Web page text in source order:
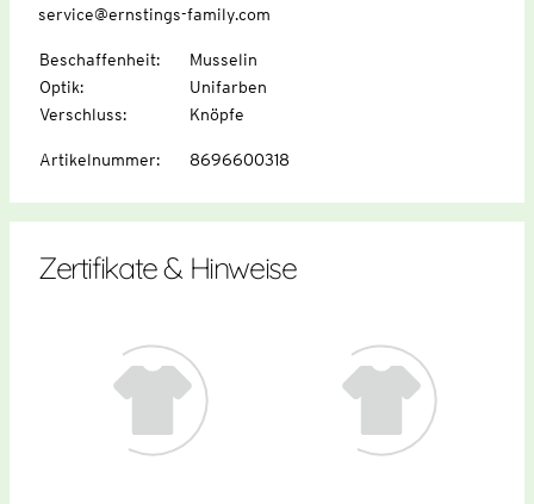
service@ernstings-family.com
Beschaffenheit:
Musselin
Optik:
Unifarben
Verschluss: Knöpfe
Artikelnummer: 8696600318
Zertifikate & Hinweise